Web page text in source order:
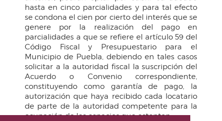
hasta en cinco parcialidades y para tal efecto
se condona el cien por cierto del interés que se
genere por la realización del pago en
parcialidades a que se refiere el artículo 59 del
Código Fiscal y Presupuestario para el
Municipio de Puebla, debiendo en tales casos
solicitar a la autoridad fiscal la suscripción del
Acuerdo o Convenio correspondiente,
constituyendo como garantía de pago, la
autorización que haya recibido cada locatario
de parte de la autoridad competente para la
ocupación de los espacios que ostenten.